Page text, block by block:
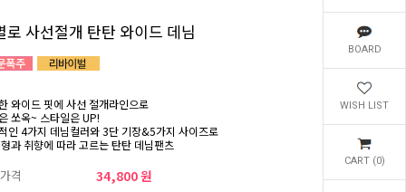
BOARD
WISH LIST
CART (0)
로 사선절개 탄탄 와이드 데님
와이드 핏에 사선 절개라인으로
쏘옥~ 스타일은 UP!
인 4가지 데님컬러와 3단 기장&5가지 사이즈로
과 취향에 따라 고르는 탄탄 데님팬츠
격 34,800 원